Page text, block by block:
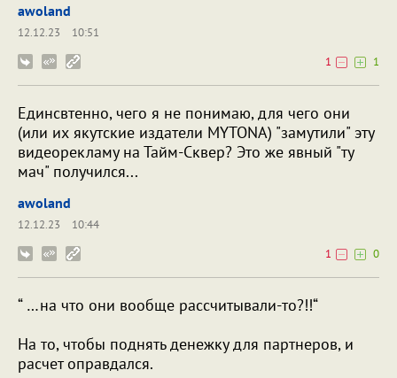
awoland
12.12.23
10:51
1
1
Единсвтенно, чего я не понимаю, для чего они
(или их якутские издатели MYTONA) "замутили" эту
видеорекламу на Тайм-Сквер? Это же явный "ту
мач" получился...
awoland
12.12.23
10:44
1
0
“ …на что они вообще рассчитывали-то?!!“
На то, чтобы поднять денежку для партнеров, и
расчет оправдался.